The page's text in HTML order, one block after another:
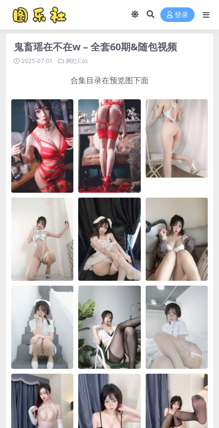
登录
鬼畜瑶在不在w – 全套60期&随包视频
2025-07-01 网红Cos
合集目录在预览图下面